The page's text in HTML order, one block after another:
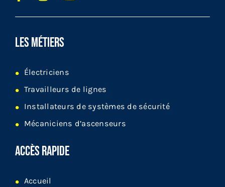
LES MÉTIERS
Électriciens
Travailleurs de lignes
Installateurs de systèmes de sécurité
Mécaniciens d’ascenseurs
ACCÈS RAPIDE
Accueil